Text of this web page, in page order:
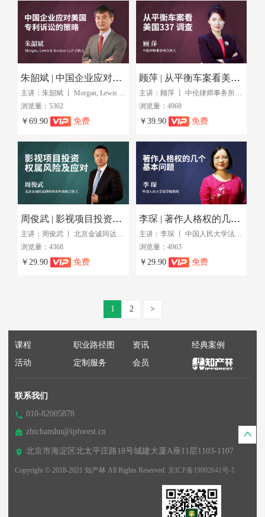
朱韶斌 | 中国企业应对美国专利诉讼的策略
主讲：朱韶斌 丨 Morgan, Lewis & Bockius LLP 合伙人
浏览量：5362
￥69.90 免费
顾萍 | 从平衡车案看美国337调查的应对与实务
主讲：顾萍 丨 中伦律师事务所合伙人
浏览量：4968
￥39.90 免费
周俊武 | 影视项目投资权属风险及应对
主讲：周俊武 丨 北京金诚同达律师事务所高级合伙人
浏览量：4368
￥29.90 免费
李琛 | 著作人格权的几个基本问题
主讲：李琛 丨 中国人民大学法学院教授
浏览量：4963
￥29.90 免费
1 2 >
课程 职业路径图 资讯
经典案例
活动
定制服务 会员
联系我们
010-82005878
zhichanshu@ipforest.cn
北京市海淀区北太平庄路18号城建大厦A座11层1103-1107
Copyright © 2018-2021 知产林 All Rights Reserved. 京ICP备19002641号-1